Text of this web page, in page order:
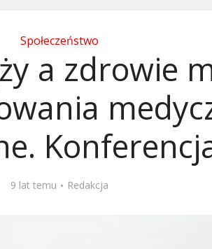
Społeczeństwo
a zdrowie
9 lat temu Redakcja
i Ty – 29 grudnia